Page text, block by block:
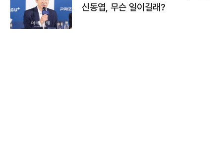
신동엽, 무슨 일이길래?